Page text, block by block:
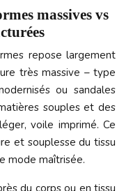
massives vs
repose largement
très massive – type
ou sandales
souples et des
voile imprimé. Ce
et souplesse du tissu
mode maîtrisée.
du corps ou en tissu